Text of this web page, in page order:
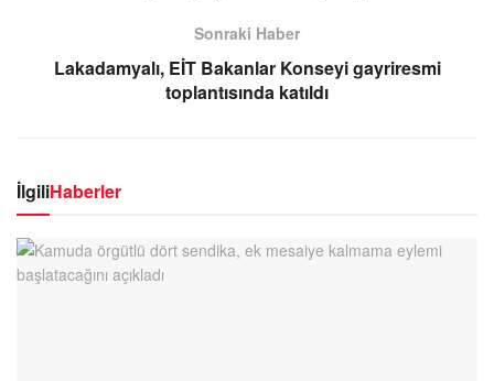
Sonraki Haber
Lakadamyalı, EİT Bakanlar Konseyi gayriresmi
toplantısında katıldı
İlgiliHaberler